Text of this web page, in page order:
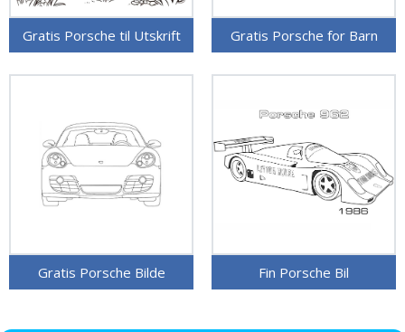
Gratis Porsche til Utskrift Gratis Porsche for Barn
Gratis Porsche Bilde Fin Porsche Bil